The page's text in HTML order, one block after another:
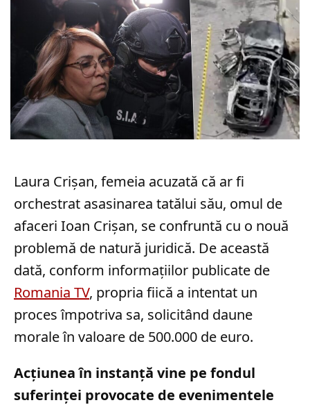
Laura Crișan, femeia acuzată că ar fi
orchestrat asasinarea tatălui său, omul de
afaceri Ioan Crișan, se confruntă cu o nouă
problemă de natură juridică. De această
dată, conform informațiilor publicate de
Romania TV, propria fiică a intentat un
proces împotriva sa, solicitând daune
morale în valoare de 500.000 de euro.
Acțiunea în instanță vine pe fondul
suferinței provocate de evenimentele